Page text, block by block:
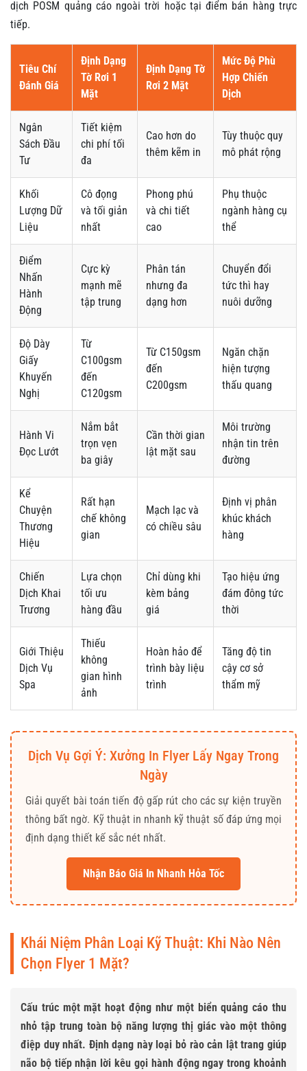
dịch POSM quảng cáo ngoài trời hoặc tại điểm bán hàng trực
tiếp.
Tiêu Chí
Đánh Giá
Định Dạng
Tờ Rơi 1
Mặt
Định Dạng Tờ
Rơi 2 Mặt
Mức Độ Phù
Hợp Chiến
Dịch
Ngân
Sách Đầu
Tư
Tiết kiệm
chi phí tối
đa
Cao hơn do
thêm kẽm in
Tùy thuộc quy
mô phát rộng
Khối
Lượng Dữ
Liệu
Cô đọng
và tối giản
nhất
Phong phú
và chi tiết
cao
Phụ thuộc
ngành hàng cụ
thể
Điểm
Nhấn
Hành
Động
Cực kỳ
mạnh mẽ
tập trung
Phân tán
nhưng đa
dạng hơn
Chuyển đổi
tức thì hay
nuôi dưỡng
Độ Dày
Giấy
Khuyến
Nghị
Từ
C100gsm
đến
C120gsm
Từ C150gsm
đến
C200gsm
Ngăn chặn
hiện tượng
thấu quang
Hành Vi
Đọc Lướt
Nắm bắt
trọn vẹn
ba giây
Cần thời gian
lật mặt sau
Môi trường
nhận tin trên
đường
Kể
Chuyện
Thương
Hiệu
Rất hạn
chế không
gian
Mạch lạc và
có chiều sâu
Định vị phân
khúc khách
hàng
Chiến
Dịch Khai
Trương
Lựa chọn
tối ưu
hàng đầu
Chỉ dùng khi
kèm bảng
giá
Tạo hiệu ứng
đám đông tức
thời
Giới Thiệu
Dịch Vụ
Spa
Thiếu
không
gian hình
ảnh
Hoàn hảo để
trình bày liệu
trình
Tăng độ tin
cậy cơ sở
thẩm mỹ
Dịch Vụ Gợi Ý: Xưởng In Flyer Lấy Ngay Trong
Ngày
Giải quyết bài toán tiến độ gấp rút cho các sự kiện truyền
thông bất ngờ. Kỹ thuật in nhanh kỹ thuật số đáp ứng mọi
định dạng thiết kế sắc nét nhất.
Nhận Báo Giá In Nhanh Hỏa Tốc
Khái Niệm Phân Loại Kỹ Thuật: Khi Nào Nên
Chọn Flyer 1 Mặt?
Cấu trúc một mặt hoạt động như một biển quảng cáo thu
nhỏ tập trung toàn bộ năng lượng thị giác vào một thông
điệp duy nhất. Định dạng này loại bỏ rào cản lật trang giúp
não bộ tiếp nhận lời kêu gọi hành động ngay trong khoảnh